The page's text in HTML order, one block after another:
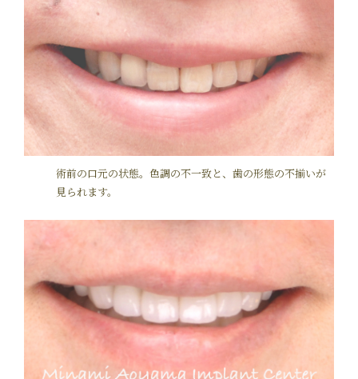
術前の口元の状態。色調の不一致と、歯の形態の不揃いが
見られます。